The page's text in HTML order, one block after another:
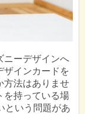
ニーデザインへ
ザインカードを
方法はありませ
を持っている場
という問題があ